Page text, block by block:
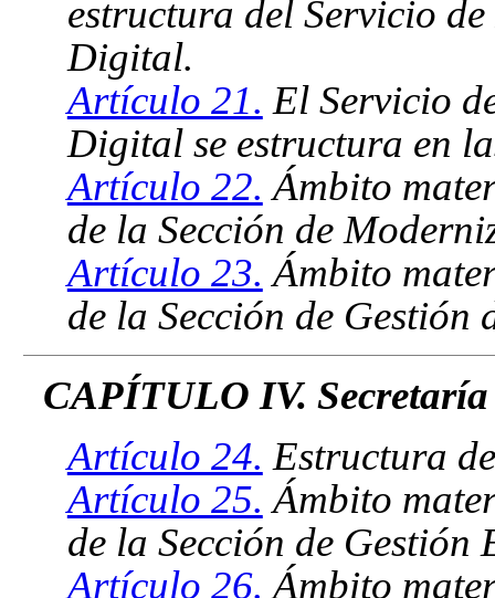
estructura del Servicio
Digital.
Artículo 21. El Servicio
Digital se estructura en
Artículo 22. Ámbito
de la Sección de
Artículo 23. Ámbito
de la Sección de Gestión
CAPÍTULO IV.
Artículo 24. Estructura
Artículo 25. Ámbito
de la Sección de Gestión
Artículo 26. Ámbito